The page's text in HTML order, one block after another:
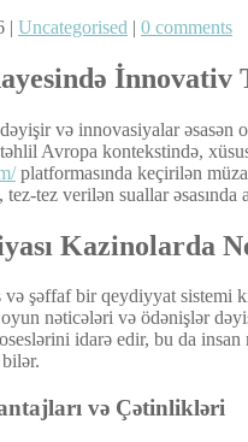
| Uncategorised | 0 comments
və innovasiyalar
Avropa kontekstində,
platformasında keçirilən
tez verilən suallar əsasında
Kazinolarda
şəffaf bir qeydiyyat sistemi
nəticələri və ödənişlər
idarə edir, bu da insan
və Çətinlikləri